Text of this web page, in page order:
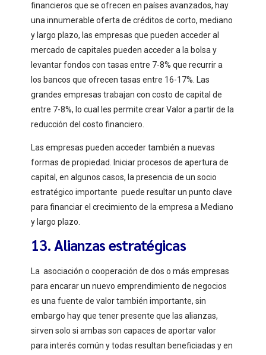
financieros que se ofrecen en países avanzados, hay
una innumerable oferta de créditos de corto, mediano
y largo plazo, las empresas que pueden acceder al
mercado de capitales pueden acceder a la bolsa y
levantar fondos con tasas entre 7-8% que recurrir a
los bancos que ofrecen tasas entre 16-17%. Las
grandes empresas trabajan con costo de capital de
entre 7-8%, lo cual les permite crear Valor a partir de la
reducción del costo financiero.
Las empresas pueden acceder también a nuevas
formas de propiedad. Iniciar procesos de apertura de
capital, en algunos casos, la presencia de un socio
estratégico importante puede resultar un punto clave
para financiar el crecimiento de la empresa a Mediano
y largo plazo.
13. Alianzas estratégicas
La asociación o cooperación de dos o más empresas
para encarar un nuevo emprendimiento de negocios
es una fuente de valor también importante, sin
embargo hay que tener presente que las alianzas,
sirven solo si ambas son capaces de aportar valor
para interés común y todas resultan beneficiadas y en